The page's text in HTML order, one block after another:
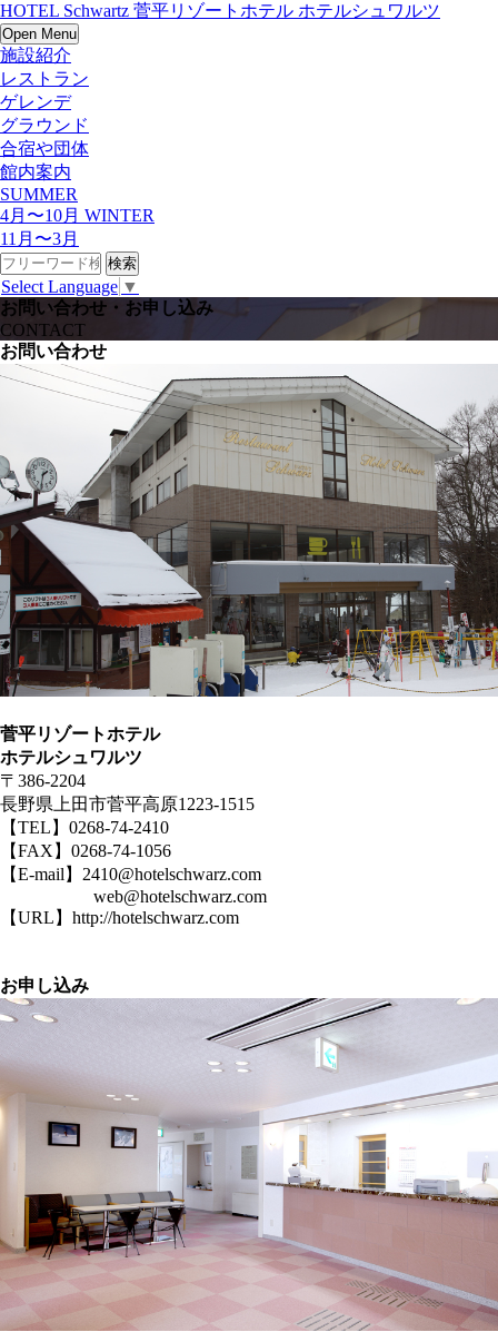
HOTEL Schwartz 菅平リゾートホテル ホテルシュワルツ
Open Menu
施設紹介
レストラン
ゲレンデ
グラウンド
合宿や団体
館内案内
SUMMER
4月〜10月 WINTER
11月〜3月
Select Language ▼
お問い合わせ・お申し込み
CONTACT
お問い合わせ
菅平リゾートホテル
ホテルシュワルツ
〒386-2204
長野県上田市菅平高原1223-1515
【TEL】0268-74-2410
【FAX】0268-74-1056
【E-mail】2410@hotelschwarz.com
web@hotelschwarz.com
【URL】http://hotelschwarz.com
お申し込み